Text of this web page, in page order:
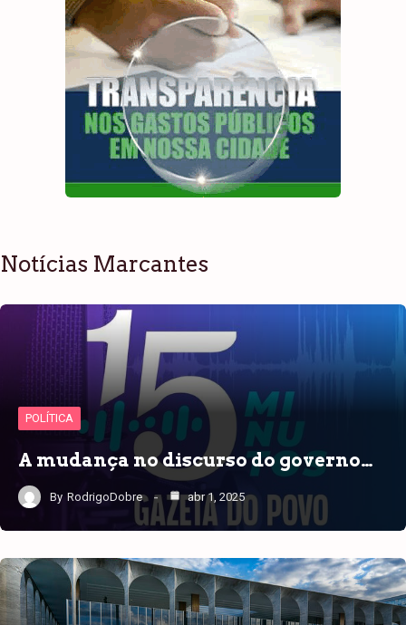
Notícias Marcantes
POLÍTICA
A mudança no discurso do governo…
By RodrigoDobre abr 1, 2025